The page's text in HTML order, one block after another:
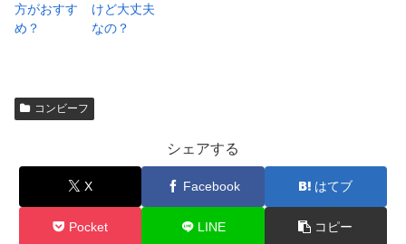
方がおすす
め？
けど大丈夫
なの？
コンビーフ
シェアする
X Facebook はてブ
Pocket LINE コピー